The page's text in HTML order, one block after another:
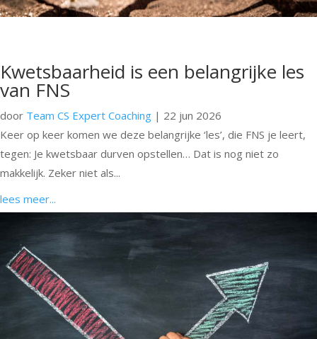
Kwetsbaarheid is een belangrijke les
van FNS
door Team CS Expert Coaching | 22 jun 2026
Keer op keer komen we deze belangrijke ‘les’, die FNS je leert,
tegen: Je kwetsbaar durven opstellen… Dat is nog niet zo
makkelijk. Zeker niet als...
lees meer...